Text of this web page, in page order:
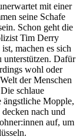
mit einer
seine Schafe
Schon geht die
Tim Derry
machen es sich
Dafür
wohl oder
der Menschen
schlaue
ängstliche Mopple,
nach und
auf, um